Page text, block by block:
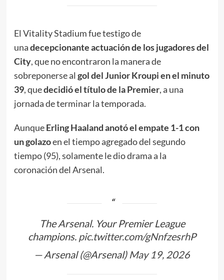
El Vitality Stadium fue testigo de
unadecepcionante actuación de los jugadores del
City, que no encontraron la manera de
sobreponerse al gol del Junior Kroupi en el minuto
39, quedecidió el título de la Premier, a una
jornada de terminar la temporada.
AunqueErling Haaland anotó el empate 1-1 con
un golazoen el tiempo agregado del segundo
tiempo (95), solamente le dio drama a la
coronación del Arsenal.
The Arsenal. Your Premier League
champions. pic.twitter.com/gNnfzesrhP
— Arsenal (@Arsenal) May 19, 2026